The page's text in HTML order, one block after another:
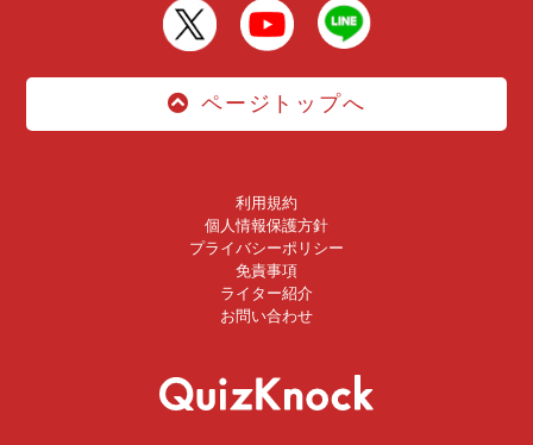
ページトップへ
利用規約
個人情報保護方針
プライバシーポリシー
免責事項
ライター紹介
お問い合わせ